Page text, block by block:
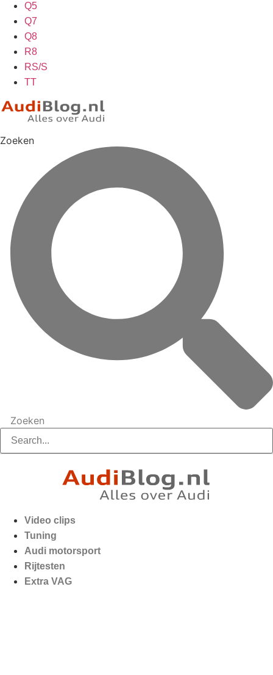
Q5
Q7
Q8
R8
RS/S
TT
Zoeken
Zoeken
Video clips
Tuning
Audi motorsport
Rijtesten
Extra VAG